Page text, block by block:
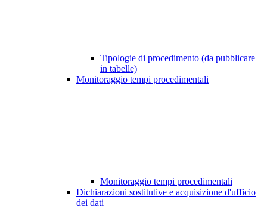
Tipologie di procedimento (da pubblicare
in tabelle)
Monitoraggio tempi procedimentali
Monitoraggio tempi procedimentali
Dichiarazioni sostitutive e acquisizione d'ufficio
dei dati